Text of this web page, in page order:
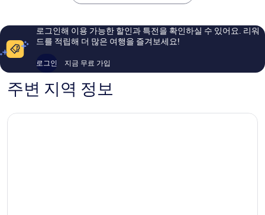
요,
이
용
후
기
2,059
개
용
개
로그인해 이용 가능한 할인과 특전을 확인하실 수 있어요. 리워
드를 적립해 더 많은 여행을 즐겨보세요!
로그인 지금 무료 가입
주변 지역 정보